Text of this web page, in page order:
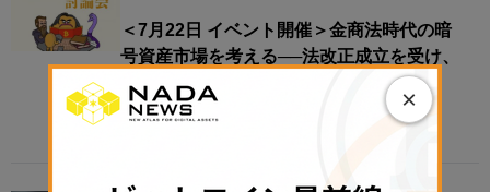
＜7月22日 イベント開催＞金商法時代の暗
号資産市場を考える──法改正成立を受け、
ビットコイナーが制度の未来を討論
2026年7月21日 18:29
×